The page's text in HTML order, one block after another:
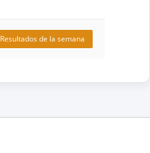
Resultados de la semana